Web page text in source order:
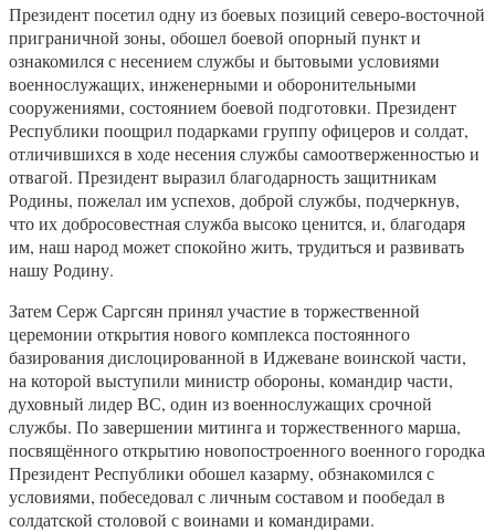
Президент посетил одну из боевых позиций северо-восточной
приграничной зоны, обошел боевой опорный пункт и
ознакомился с несением службы и бытовыми условиями
военнослужащих, инженерными и оборонительными
сооружениями, состоянием боевой подготовки. Президент
Республики поощрил подарками группу офицеров и солдат,
отличившихся в ходе несения службы самоотверженностью и
отвагой. Президент выразил благодарность защитникам
Родины, пожелал им успехов, доброй службы, подчеркнув,
что их добросовестная служба высоко ценится, и, благодаря
им, наш народ может спокойно жить, трудиться и развивать
нашу Родину.
Затем Серж Саргсян принял участие в торжественной
церемонии открытия нового комплекса постоянного
базирования дислоцированной в Иджеване воинской части,
на которой выступили министр обороны, командир части,
духовный лидер ВС, один из военнослужащих срочной
службы. По завершении митинга и торжественного марша,
посвящённого открытию новопостроенного военного городка
Президент Республики обошел казарму, обзнакомился с
условиями, побеседовал с личным составом и пообедал в
солдатской столовой с воинами и командирами.